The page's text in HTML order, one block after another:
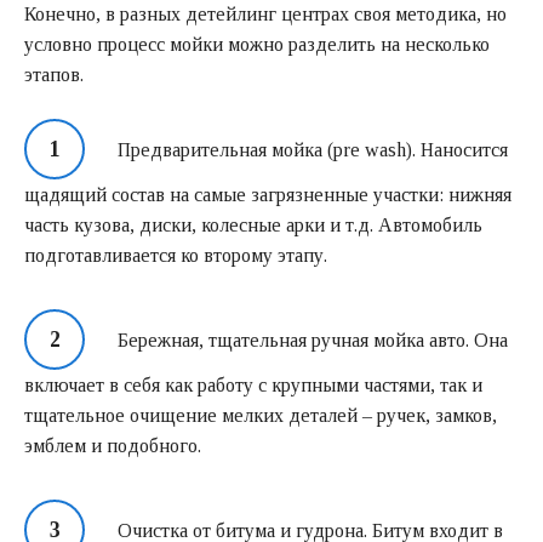
Конечно, в разных детейлинг центрах своя методика, но
условно процесс мойки можно разделить на несколько
этапов.
Предварительная мойка (pre wash). Наносится
щадящий состав на самые загрязненные участки: нижняя
часть кузова, диски, колесные арки и т.д. Автомобиль
подготавливается ко второму этапу.
Бережная, тщательная ручная мойка авто. Она
включает в себя как работу с крупными частями, так и
тщательное очищение мелких деталей – ручек, замков,
эмблем и подобного.
Очистка от битума и гудрона. Битум входит в